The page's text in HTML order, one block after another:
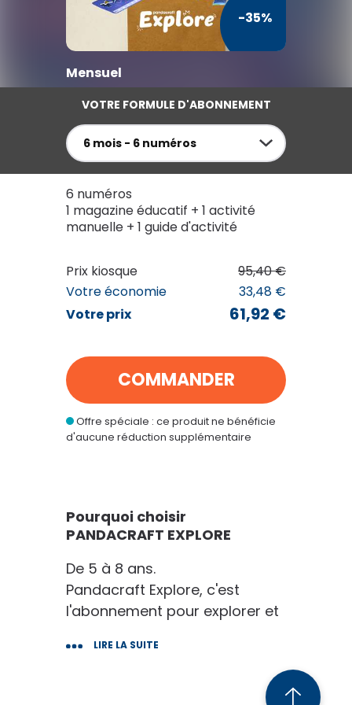
TV / Vie Pratique
Presse Professionnelle
Je l'éloigne des écrans
-35%
Mensuel
VOTRE FORMULE D'ABONNEMENT
6 mois - 6 numéros
6 numéros
1 magazine éducatif + 1 activité
manuelle + 1 guide d'activité
Prix kiosque
95,40 €
Votre économie
33,48 €
Votre prix
61,92 €
COMMANDER
Offre spéciale : ce produit ne bénéficie
d'aucune réduction supplémentaire
Pourquoi choisir
PANDACRAFT EXPLORE
De 5 à 8 ans.
Pandacraft Explore, c'est
l'abonnement pour explorer et
Parce qu'il n'apprendra jamais
kits sont toujours conçus pour
LIRE LA SUITE
au lieu de